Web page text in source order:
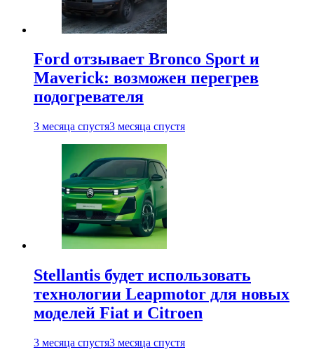
Ford отзывает Bronco Sport и
Maverick: возможен перегрев
подогревателя
3 месяца спустя3 месяца спустя
Stellantis будет использовать
технологии Leapmotor для новых
моделей Fiat и Citroen
3 месяца спустя3 месяца спустя